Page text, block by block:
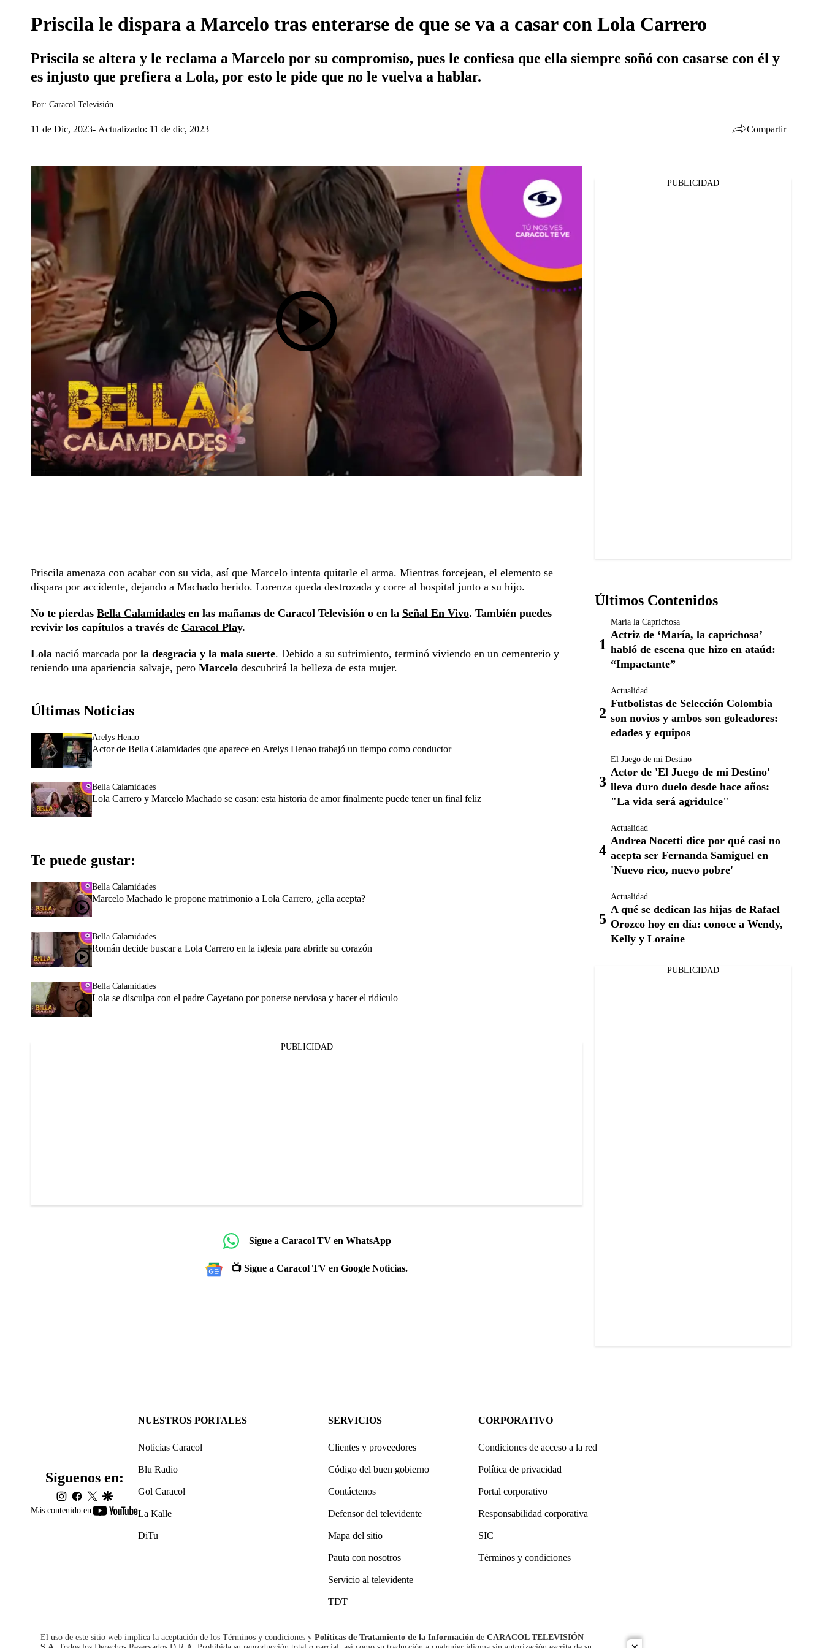
Priscila le dispara a Marcelo tras enterarse de que se va a casar con Lola Carrero
Priscila se altera y le reclama a Marcelo por su compromiso, pues le confiesa que ella siempre soñó con casarse con él y
es injusto que prefiera a Lola, por esto le pide que no le vuelva a hablar.
Por: Caracol Televisión
11 de Dic, 2023 Actualizado: 11 de dic, 2023 Compartir
Priscila amenaza con acabar con su vida, así que Marcelo intenta quitarle el arma. Mientras forcejean, el elemento se
dispara por accidente, dejando a Machado herido. Lorenza queda destrozada y corre al hospital junto a su hijo.
No te pierdas Bella Calamidades en las mañanas de Caracol Televisión o en la Señal En Vivo. También puedes
revivir los capítulos a través de Caracol Play.
Lola nació marcada por la desgracia y la mala suerte. Debido a su sufrimiento, terminó viviendo en un cementerio y
teniendo una apariencia salvaje, pero Marcelo descubrirá la belleza de esta mujer.
Últimas Noticias
Arelys Henao
Actor de Bella Calamidades que aparece en Arelys Henao trabajó un tiempo como conductor
Bella Calamidades
Lola Carrero y Marcelo Machado se casan: esta historia de amor finalmente puede tener un final feliz
Te puede gustar:
Bella Calamidades
Marcelo Machado le propone matrimonio a Lola Carrero, ¿ella acepta?
Bella Calamidades
Román decide buscar a Lola Carrero en la iglesia para abrirle su corazón
Bella Calamidades
Lola se disculpa con el padre Cayetano por ponerse nerviosa y hacer el ridículo
PUBLICIDAD
Sigue a Caracol TV en WhatsApp
📺 Sigue a Caracol TV en Google Noticias.
PUBLICIDAD
Últimos Contenidos
María la Caprichosa
Actriz de ‘María, la caprichosa’
habló de escena que hizo en ataúd:
“Impactante”
Actualidad
Futbolistas de Selección Colombia
son novios y ambos son goleadores:
edades y equipos
El Juego de mi Destino
Actor de 'El Juego de mi Destino'
lleva duro duelo desde hace años:
"La vida será agridulce"
Actualidad
Andrea Nocetti dice por qué casi no
acepta ser Fernanda Samiguel en
'Nuevo rico, nuevo pobre'
Actualidad
A qué se dedican las hijas de Rafael
Orozco hoy en día: conoce a Wendy,
Kelly y Loraine
PUBLICIDAD
Más contenido en
youtube-
Síguenos en:
instagram
facebook
twittergoogle
NUESTROS PORTALES
Noticias Caracol
Blu Radio
Gol Caracol
La Kalle
DiTu
SERVICIOS
Clientes y proveedores
Código del buen gobierno
Contáctenos
Defensor del televidente
Mapa del sitio
Pauta con nosotros
Servicio al televidente
TDT
CORPORATIVO
Condiciones de acceso a la red
Política de privacidad
Portal corporativo
Responsabilidad corporativa
SIC
Términos y condiciones
El uso de este sitio web implica la aceptación de los Términos y condiciones y Políticas de Tratamiento de la Información de CARACOL TELEVISIÓN